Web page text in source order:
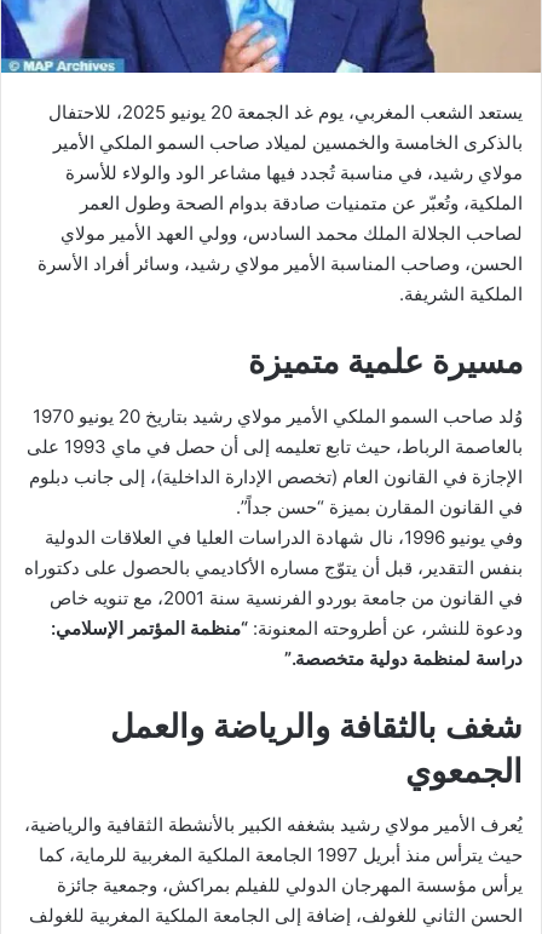
يستعد الشعب المغربي، يوم غد الجمعة 20 يونيو 2025، للاحتفال
بالذكرى الخامسة والخمسين لميلاد صاحب السمو الملكي الأمير
مولاي رشيد، في مناسبة تُجدد فيها مشاعر الود والولاء للأسرة
الملكية، وتُعبّر عن متمنيات صادقة بدوام الصحة وطول العمر
لصاحب الجلالة الملك محمد السادس، وولي العهد الأمير مولاي
الحسن، وصاحب المناسبة الأمير مولاي رشيد، وسائر أفراد الأسرة
الملكية الشريفة.
مسيرة علمية متميزة
وُلد صاحب السمو الملكي الأمير مولاي رشيد بتاريخ 20 يونيو 1970
بالعاصمة الرباط، حيث تابع تعليمه إلى أن حصل في ماي 1993 على
الإجازة في القانون العام (تخصص الإدارة الداخلية)، إلى جانب دبلوم
في القانون المقارن بميزة “حسن جداً”.
وفي يونيو 1996، نال شهادة الدراسات العليا في العلاقات الدولية
بنفس التقدير، قبل أن يتوّج مساره الأكاديمي بالحصول على دكتوراه
في القانون من جامعة بوردو الفرنسية سنة 2001، مع تنويه خاص
ودعوة للنشر، عن أطروحته المعنونة: “منظمة المؤتمر الإسلامي:
دراسة لمنظمة دولية متخصصة.”
شغف بالثقافة والرياضة والعمل
الجمعوي
يُعرف الأمير مولاي رشيد بشغفه الكبير بالأنشطة الثقافية والرياضية،
حيث يترأس منذ أبريل 1997 الجامعة الملكية المغربية للرماية، كما
يرأس مؤسسة المهرجان الدولي للفيلم بمراكش، وجمعية جائزة
الحسن الثاني للغولف، إضافة إلى الجامعة الملكية المغربية للغولف